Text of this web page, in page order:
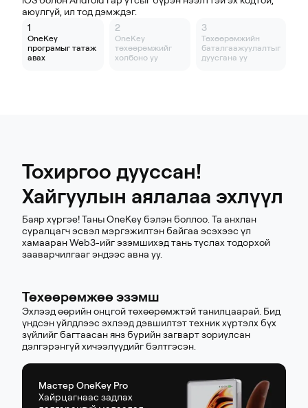
аюулгүй, ил тод дэмждэг.
1
OneKey
програмыг татаж
авах
2
OneKey
төхөөрөмжийг
холбоно уу
3
Төхөөрөмжийн
баталгаажуулалтыг
дуусгана уу
Тохиргоо дууссан!
Хайгуулын аялалаа эхлүүл
Баяр хүргэе! Таны OneKey бэлэн боллоо. Та анхлан
суралцагч эсвэл мэргэжилтэн байгаа эсэхээс үл
хамааран Web3-ийг эзэмшихэд тань туслах тодорхой
зааварчилгааг эндээс авна уу.
Төхөөрөмжөө эзэмш
Эхлээд өөрийн онцгой төхөөрөмжтэй танилцаарай. Бид
үндсэн үйлдлээс эхлээд дэвшилтэт техник хүртэлх бүх
зүйлийг багтаасан янз бүрийн загварт зориулсан
дэлгэрэнгүй хичээлүүдийг бэлтгэсэн.
Мастер OneKey Pro
Хайрцагнаас задлах